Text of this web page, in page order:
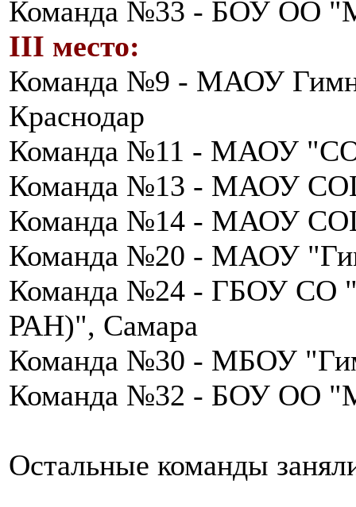
Команда №33 - БОУ ОО
III место:
Команда №9 - МАОУ
Краснодар
Команда №11 - МАОУ
Команда №13 - МАОУ
Команда №14 - МАОУ
Команда №20 - МАОУ
Команда №24 - ГБОУ СО
РАН)", Самара
Команда №30 - МБОУ
Команда №32 - БОУ ОО
Остальные команды